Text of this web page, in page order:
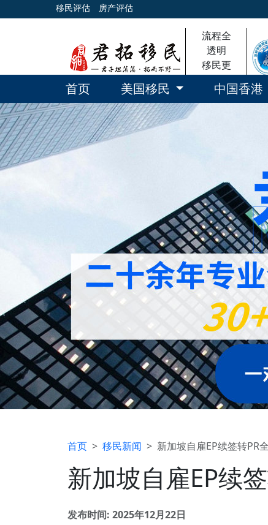
移民评估 房产评估
流程全
透明
移民更
放心
首页 美国移民 中国香港
首页 移民新闻 新加坡自雇EP续签转PR
新加坡自雇EP续
发布时间: 2025年12月22日